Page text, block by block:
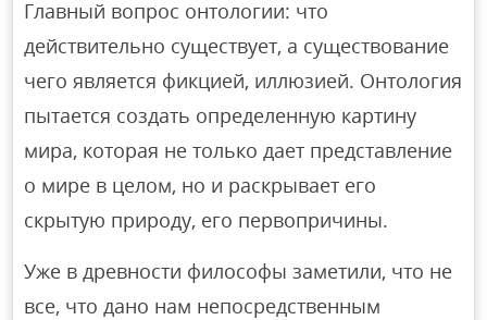
Главный вопрос онтологии: что
действительно существует, а существование
чего является фикцией, иллюзией. Онтология
пытается создать определенную картину
мира, которая не только дает представление
о мире в целом, но и раскрывает его
скрытую природу, его первопричины.
Уже в древности философы заметили, что не
все, что дано нам непосредственным